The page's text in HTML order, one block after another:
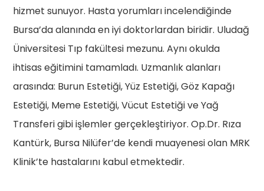
hizmet sunuyor. Hasta yorumları incelendiğinde
Bursa’da alanında en iyi doktorlardan biridir. Uludağ
Üniversitesi Tıp fakültesi mezunu. Aynı okulda
ihtisas eğitimini tamamladı. Uzmanlık alanları
arasında: Burun Estetiği, Yüz Estetiği, Göz Kapağı
Estetiği, Meme Estetiği, Vücut Estetiği ve Yağ
Transferi gibi işlemler gerçekleştiriyor. Op.Dr. Rıza
Kantürk, Bursa Nilüfer’de kendi muayenesi olan MRK
Klinik’te hastalarını kabul etmektedir.